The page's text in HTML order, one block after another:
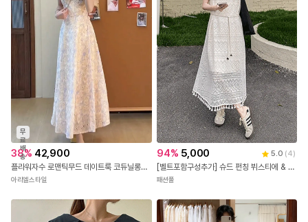
무
료
배
송
38% 42,900
플라워자수 로맨틱무드 데이트룩 코듀닐롱원피스
아리엘스타일
94% 5,000 5.0 (4)
[벨트포함구성추가] 슈드 펀칭 뷔스티에 & 반팔 원피스 SET
패션풀